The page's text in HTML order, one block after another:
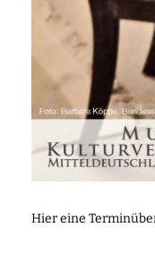
Hier eine